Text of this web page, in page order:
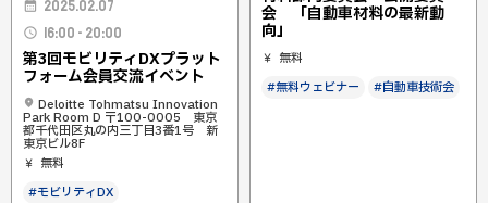
2025.02.07
16:00 - 20:00
第3回モビリティDXプラット
フォーム会員交流イベント
Deloitte Tohmatsu Innovation
Park Room D 〒100-0005 東京
都千代田区丸の内三丁目3番1号 新
東京ビル8F
無料
#モビリティDX
会 「自動車材料の最新動
向」
無料
#無料ウェビナー #自動車技術会